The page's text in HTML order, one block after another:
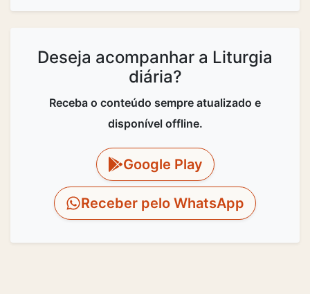
Deseja acompanhar a Liturgia
diária?
Receba o conteúdo sempre atualizado e
disponível offline.
Google Play
Receber pelo WhatsApp